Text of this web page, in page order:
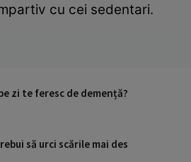
cu cei sedentari.
zi te feresc de demență?
să urci scările mai des